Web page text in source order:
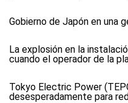
Gobierno de Japón en una
La explosión en la
cuando el operador de la
Tokyo Electric Power
desesperadamente para